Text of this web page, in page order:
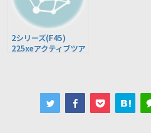
2シリーズ(F45)
225xeアクティブツア